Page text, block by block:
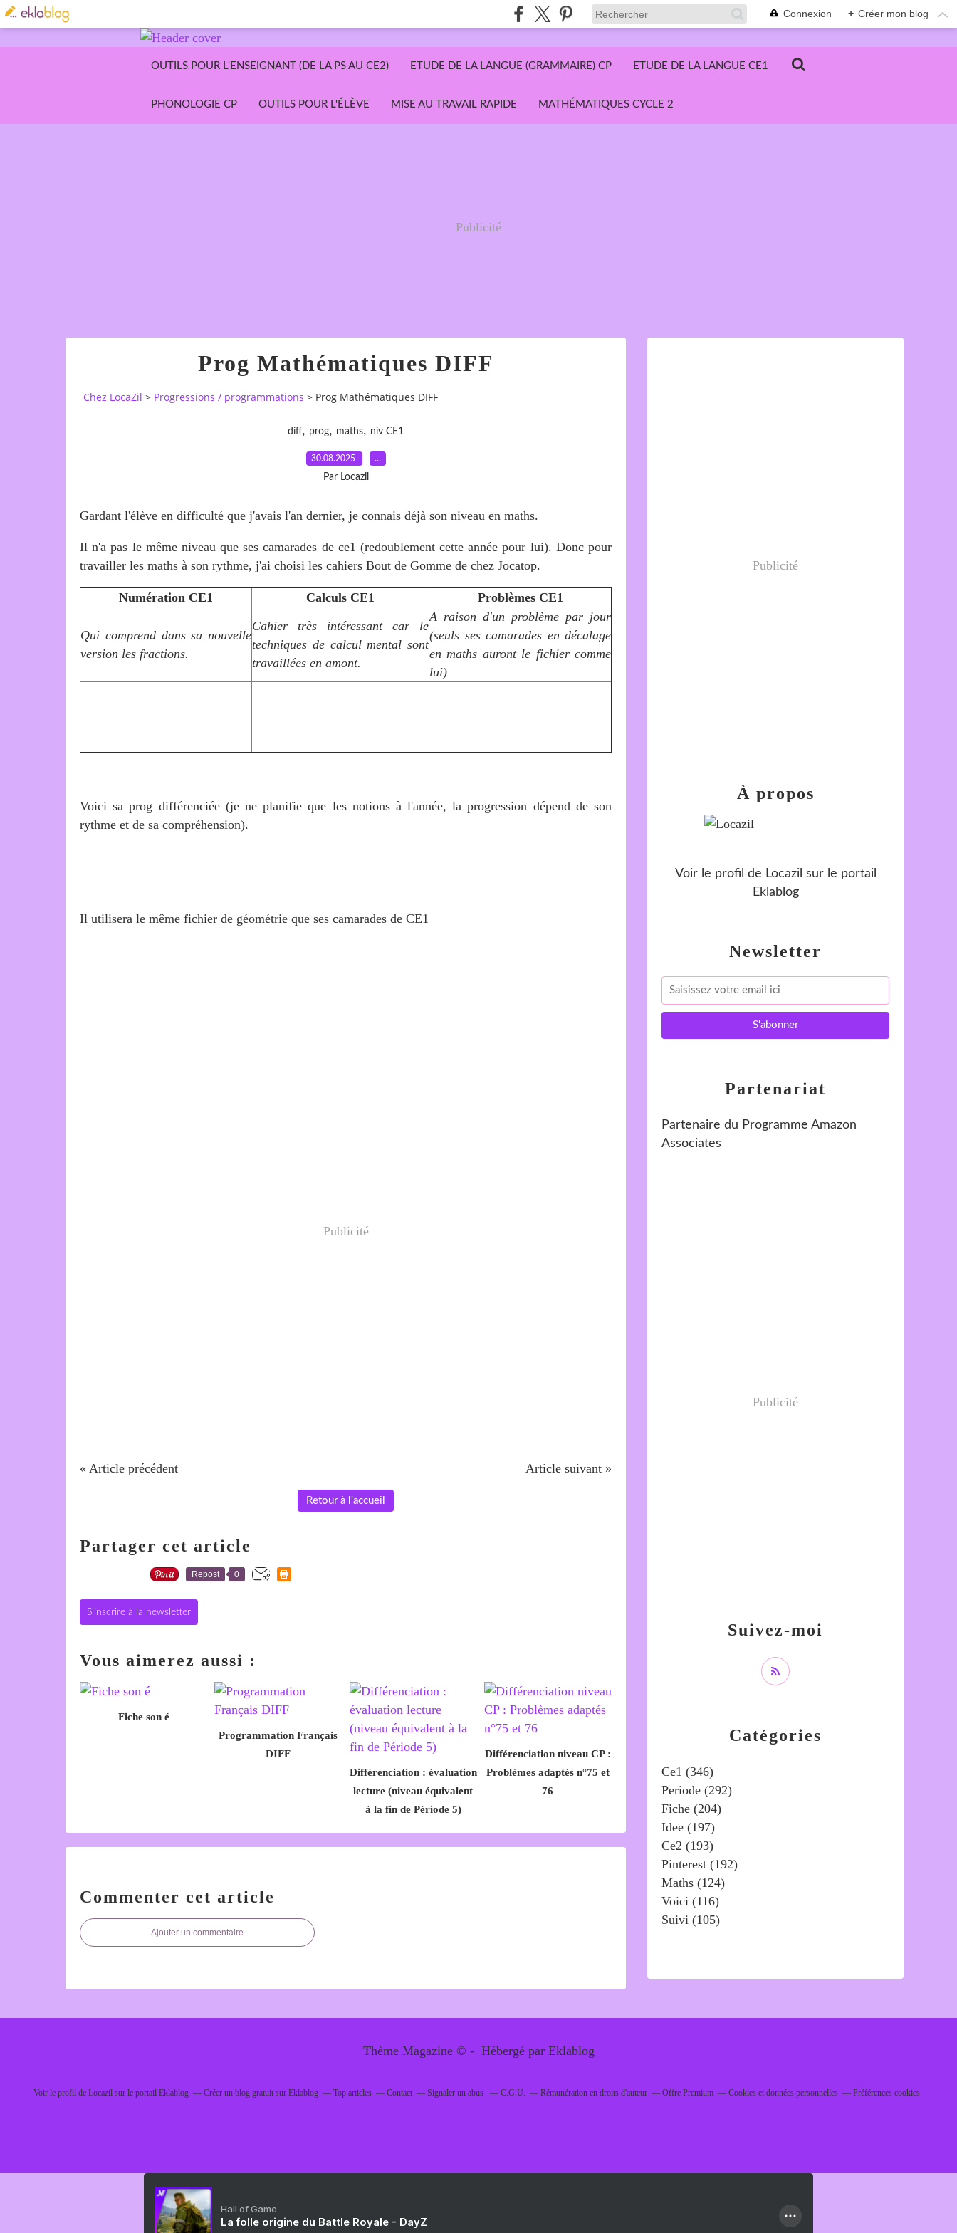
Connexion + Créer mon blog
OUTILS POUR L'ENSEIGNANT (DE LA PS AU CE2) ETUDE DE LA LANGUE (GRAMMAIRE) CP ETUDE DE LA LANGUE CE1
PHONOLOGIE CP OUTILS POUR L'ÉLÈVE MISE AU TRAVAIL RAPIDE MATHÉMATIQUES CYCLE 2
Publicité
Prog Mathématiques DIFF
Chez LocaZil > Progressions / programmations > Prog Mathématiques DIFF
diff, prog, maths, niv CE1
30.08.2025 …
Par Locazil
Gardant l'élève en difficulté que j'avais l'an dernier, je connais déjà son niveau en maths.
Il n'a pas le même niveau que ses camarades de ce1 (redoublement cette année pour lui). Donc pour
travailler les maths à son rythme, j'ai choisi les cahiers Bout de Gomme de chez Jocatop.
Numération CE1 Calculs CE1 Problèmes CE1
Qui comprend dans sa nouvelle
version les fractions.
Cahier très intéressant car le
techniques de calcul mental sont
travaillées en amont.
A raison d'un problème par jour
(seuls ses camarades en décalage
en maths auront le fichier comme
lui)
Voici sa prog différenciée (je ne planifie que les notions à l'année, la progression dépend de son
rythme et de sa compréhension).
Il utilisera le même fichier de géométrie que ses camarades de CE1
Publicité
« Article précédent Article suivant »
Retour à l'accueil
Partager cet article
Repost 0
S'inscrire à la newsletter
Vous aimerez aussi :
Fiche son é
Programmation Français
DIFF
Différenciation : évaluation
lecture (niveau équivalent
à la fin de Période 5)
Différenciation niveau CP :
Problèmes adaptés n°75 et
76
Commenter cet article
Ajouter un commentaire
Newsletter
Publicité
Catégories
Ce1 (346)
Periode (292)
Fiche (204)
Idee (197)
Ce2 (193)
Pinterest (192)
Maths (124)
Voici (116)
Suivi (105)
Suivez-moi
À propos
Voir le profil de Locazil sur le portail
Eklablog
Partenariat
Partenaire du Programme Amazon
Associates
Publicité
Thème Magazine © - Hébergé par Eklablog
Voir le profil de Locazilsur le portail Eklablog Créer un blog gratuit sur Eklablog Top articles Contact Signaler un abus C.G.U. Rémunération en droits d'auteur Offre Premium Cookies et données personnelles Préférences cookies
Hall of Game
La folle origine du Battle Royale - DayZ